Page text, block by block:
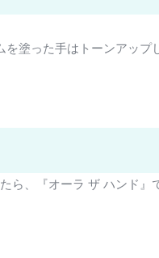
塗った手はトーンアップ
ら、『オーラ ザ ハンド』